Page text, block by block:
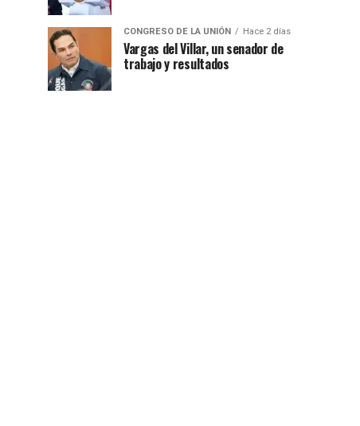
CONGRESO DE LA UNIÓN Hace 2 días
Vargas del Villar, un senador de
trabajo y resultados